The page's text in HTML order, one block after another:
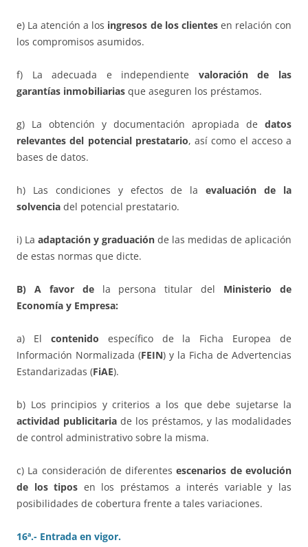
e) La atención a los ingresos de los clientesen relación con
los compromisos asumidos.
f) La adecuada e independiente valoración de las
garantías inmobiliarias que aseguren los préstamos.
g) La obtención y documentación apropiada de datos
relevantes del potencial prestatario, así como el acceso a
bases de datos.
h) Las condiciones y efectos de laevaluación de la
solvencia del potencial prestatario.
i) La adaptación y graduación de las medidas de aplicación
de estas normas que dicte.
B) A favor dela persona titular del Ministerio de
Economía y Empresa:
a) El contenido específico de la Ficha Europea de
Información Normalizada (FEIN) y la Ficha de Advertencias
Estandarizadas (FiAE).
b) Los principios y criterios a los que debe sujetarse la
actividad publicitaria de los préstamos, y las modalidades
de control administrativo sobre la misma.
c) La consideración de diferentesescenarios de evolución
de los tipos en los préstamos a interés variable y las
posibilidades de cobertura frente a tales variaciones.
16ª.- Entrada en vigor.